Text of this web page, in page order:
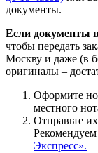
документы.
Если документы
чтобы передать
Москву и даже (в
оригиналы –
Оформите
местного
Отправьте
Рекомендуем
Экспресс».